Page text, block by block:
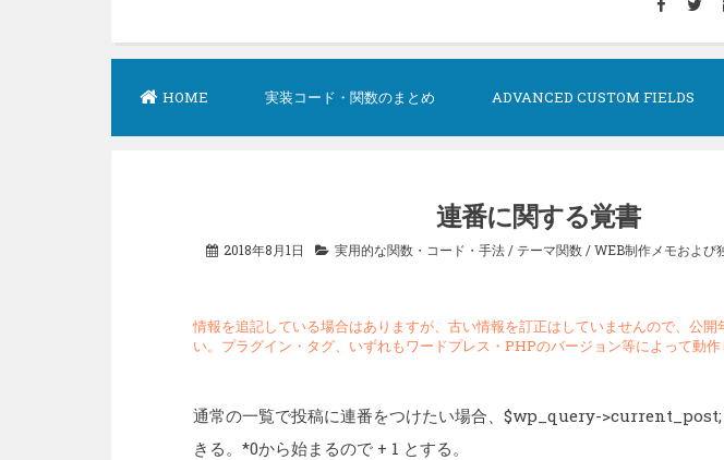
キ
HOME 実装コード・関数のまとめ ADVANCED CUSTOM FIELDS
連番に関する覚書
2018年8月1日 実用的な関数・コード・手法 / テーマ関数 /WEB制作メモおよび
情報を追記している場合はありますが、古い情報を訂正はしていませんので、公開
い。プラグイン・タグ、いずれもワードプレス・PHPのバージョン等によって動作
通常の一覧で投稿に連番をつけたい場合、$wp_query->current_post;
きる。*0から始まるので + 1 とする。